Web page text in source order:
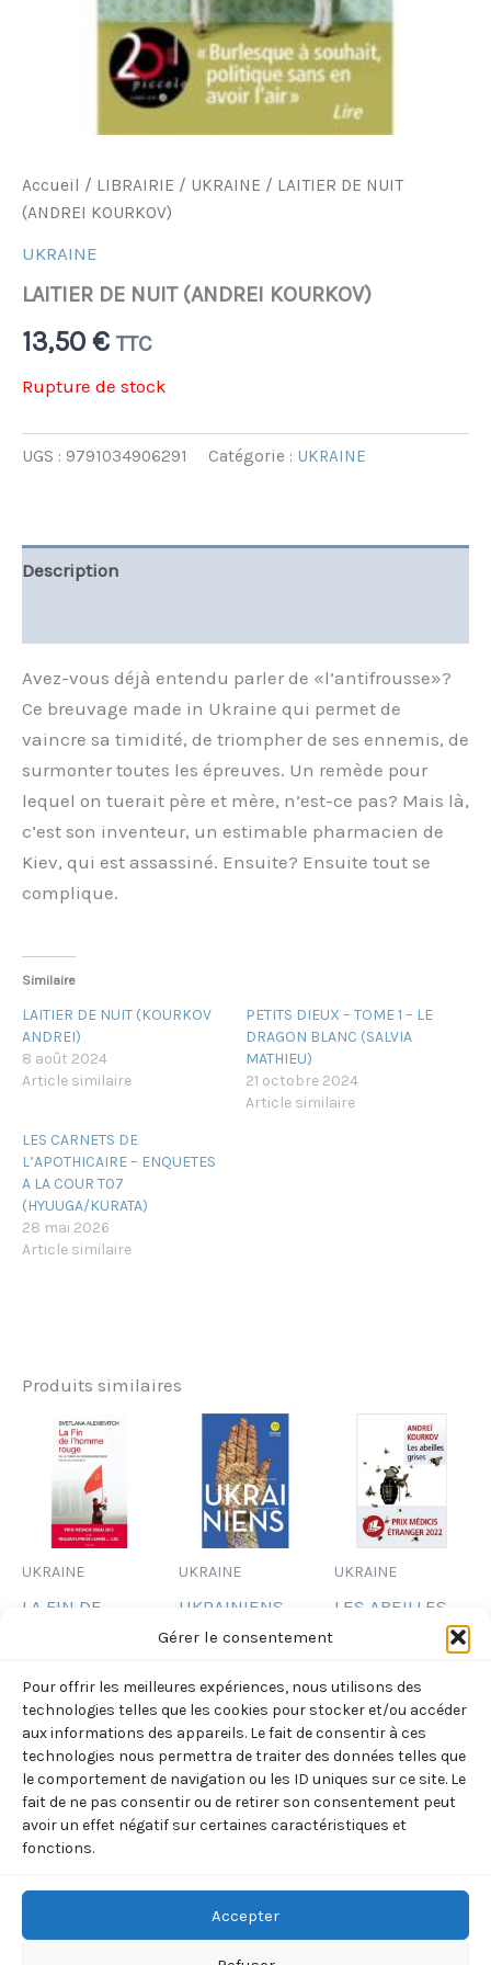
Gérer le consentement
Pour offrir les meilleures expériences, nous utilisons des
technologies telles que les cookies pour stocker et/ou accéder
aux informations des appareils. Le fait de consentir à ces
technologies nous permettra de traiter des données telles que
le comportement de navigation ou les ID uniques sur ce site. Le
fait de ne pas consentir ou de retirer son consentement peut
avoir un effet négatif sur certaines caractéristiques et
fonctions.
Accepter
Accueil / LIBRAIRIE / UKRAINE / LAITIER DE NUIT
(ANDREI KOURKOV)
UKRAINE
LAITIER DE NUIT (ANDREI KOURKOV)
13,50 € TTC
Rupture de stock
UGS : 9791034906291 Catégorie : UKRAINE
Description
Avez-vous déjà entendu parler de «l’antifrousse»?
Ce breuvage made in Ukraine qui permet de
vaincre sa timidité, de triompher de ses ennemis, de
surmonter toutes les épreuves. Un remède pour
lequel on tuerait père et mère, n’est-ce pas? Mais là,
c’est son inventeur, un estimable pharmacien de
Kiev, qui est assassiné. Ensuite? Ensuite tout se
complique.
Similaire
LAITIER DE NUIT (KOURKOV
ANDREI)
8 août 2024
Article similaire
PETITS DIEUX – TOME 1 – LE
DRAGON BLANC (SALVIA
MATHIEU)
21 octobre 2024
Article similaire
LES CARNETS DE
L’APOTHICAIRE – ENQUETES
A LA COUR T07
(HYUUGA/KURATA)
28 mai 2026
Article similaire
Produits similaires
UKRAINE
LA FIN DE
TEMPS DU
DESENCHANTEMENT
(ALEXIEVITCH
SVETLANA)
24,80€ TTC
au
UKRAINE
UKRAINIENS
(LAMBROSCHINI
14,00 TTC
Ajouter
au
panier
UKRAINE
LES ABEILLES
GRISES (ANDREI
13,00€
Ajouter
au
panier